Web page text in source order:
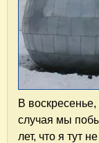
В
случая мы
лет, что я тут